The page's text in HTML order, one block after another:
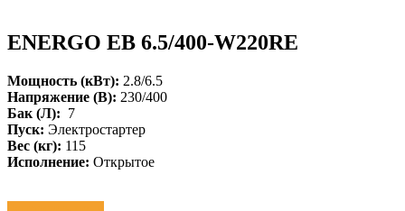
ENERGO EB 6.5/400-W220RE
Мощность (кВт): 2.8/6.5
Напряжение (В): 230/400
Бак (Л): 7
Пуск: Электростартер
Вес (кг): 115
Исполнение: Открытое